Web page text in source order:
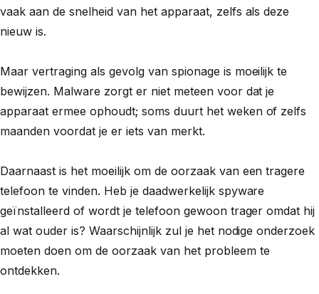
vaak aan de snelheid van het apparaat, zelfs als deze
nieuw is.
Maar vertraging als gevolg van spionage is moeilijk te
bewijzen. Malware zorgt er niet meteen voor dat je
apparaat ermee ophoudt; soms duurt het weken of zelfs
maanden voordat je er iets van merkt.
Daarnaast is het moeilijk om de oorzaak van een tragere
telefoon te vinden. Heb je daadwerkelijk spyware
geïnstalleerd of wordt je telefoon gewoon trager omdat hij
al wat ouder is? Waarschijnlijk zul je het nodige onderzoek
moeten doen om de oorzaak van het probleem te
ontdekken.